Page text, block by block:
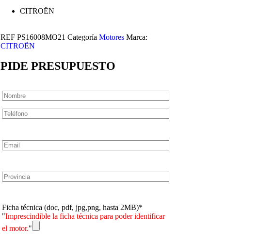
CITROËN
REF PS16008MO21 Categoría Motores Marca:
CITROËN
PIDE PRESUPUESTO
Ficha técnica (doc, pdf, jpg,png, hasta 2MB)*
"Imprescindible la ficha técnica para poder identificar
el motor."